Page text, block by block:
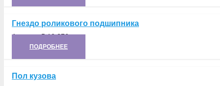
Гнездо роликового подшипника
Артикул:5.10.276
ПОДРОБНЕЕ
Пол кузова